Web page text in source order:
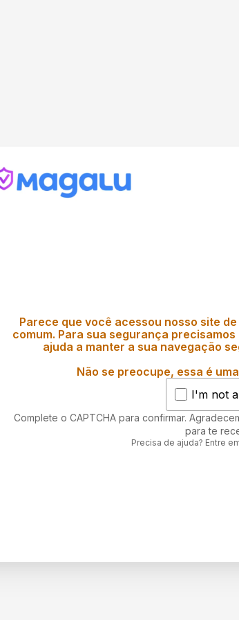
Parece que você acessou nosso site
comum. Para sua segurança
ajuda a manter a sua navegação
Não se preocupe, essa é
I'm not
Complete o CAPTCHA para confirmar.
para te
Precisa de ajuda? Entre